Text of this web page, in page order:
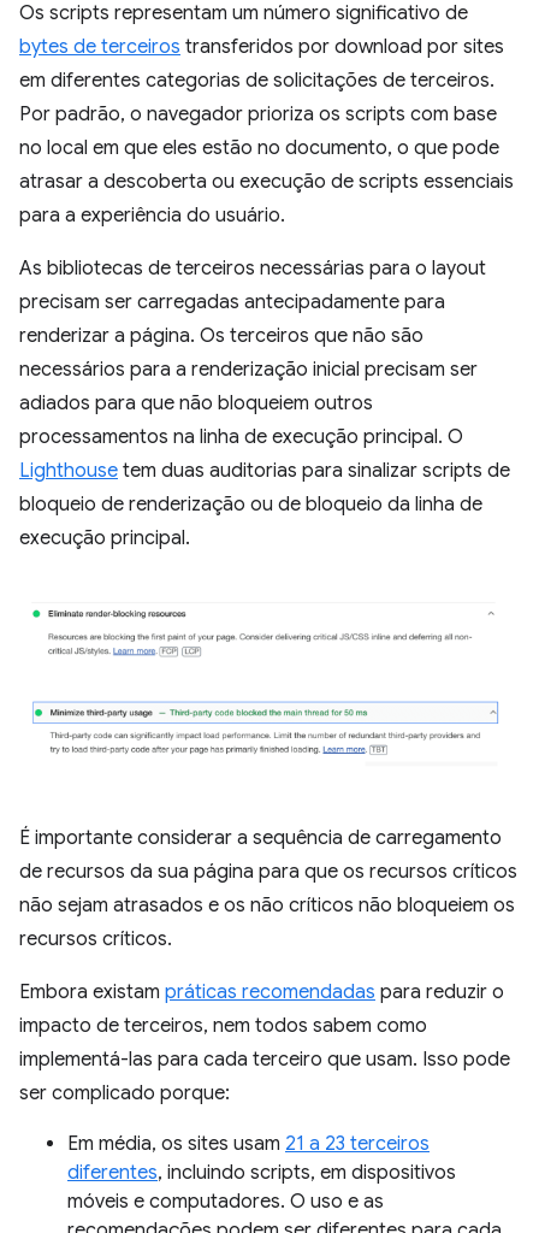
Os scripts representam um número significativo de
bytes de terceiros transferidos por download por sites
em diferentes categorias de solicitações de terceiros.
Por padrão, o navegador prioriza os scripts com base
no local em que eles estão no documento, o que pode
atrasar a descoberta ou execução de scripts essenciais
para a experiência do usuário.
As bibliotecas de terceiros necessárias para o layout
precisam ser carregadas antecipadamente para
renderizar a página. Os terceiros que não são
necessários para a renderização inicial precisam ser
adiados para que não bloqueiem outros
processamentos na linha de execução principal. O
Lighthouse tem duas auditorias para sinalizar scripts de
bloqueio de renderização ou de bloqueio da linha de
execução principal.
É importante considerar a sequência de carregamento
de recursos da sua página para que os recursos críticos
não sejam atrasados e os não críticos não bloqueiem os
recursos críticos.
Embora existam práticas recomendadas para reduzir o
impacto de terceiros, nem todos sabem como
implementá-las para cada terceiro que usam. Isso pode
ser complicado porque:
Em média, os sites usam 21 a 23 terceiros
diferentes, incluindo scripts, em dispositivos
móveis e computadores. O uso e as